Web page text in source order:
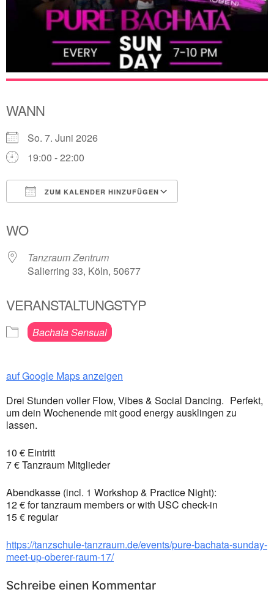
WANN
So. 7. Juni 2026
19:00 - 22:00
ZUM KALENDER HINZUFÜGEN
WO
Tanzraum Zentrum
Salierring 33, Köln, 50677
VERANSTALTUNGSTYP
Bachata Sensual
auf Google Maps anzeigen
Drei Stunden voller Flow, Vibes & Social Dancing. Perfekt,
um dein Wochenende mit good energy ausklingen zu
lassen.
10 € Eintritt
7 € Tanzraum Mitglieder
Abendkasse (incl. 1 Workshop & Practice Night):
12 € for tanzraum members or with USC check-in
15 € regular
https://tanzschule-tanzraum.de/events/pure-bachata-sunday-
meet-up-oberer-raum-17/
Schreibe einen Kommentar